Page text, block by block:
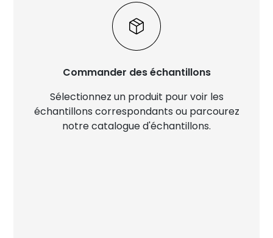
Commander des échantillons
Sélectionnez un produit pour voir les
échantillons correspondants ou parcourez
notre catalogue d'échantillons.